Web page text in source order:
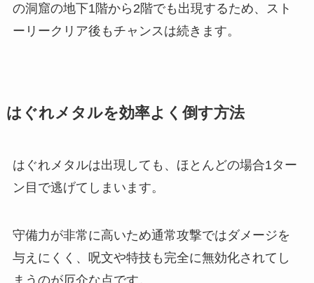
の洞窟の地下1階から2階でも出現するため、スト
ーリークリア後もチャンスは続きます。
はぐれメタルを効率よく倒す方法
はぐれメタルは出現しても、ほとんどの場合1ター
ン目で逃げてしまいます。
守備力が非常に高いため通常攻撃ではダメージを
与えにくく、呪文や特技も完全に無効化されてし
まうのが厄介な点です。